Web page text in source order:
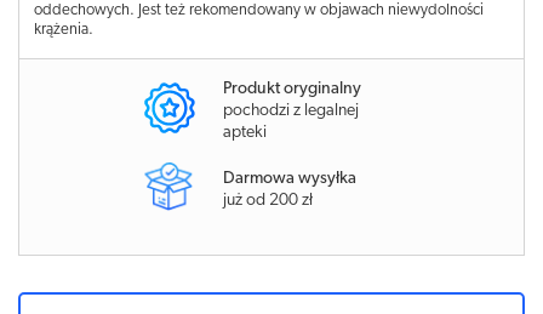
oddechowych. Jest też rekomendowany w objawach niewydolności
krążenia.
Produkt oryginalny
pochodzi z legalnej
apteki
Darmowa wysyłka
już od 200 zł